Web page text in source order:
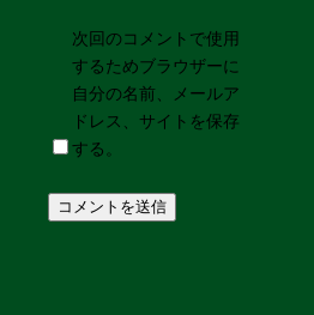
次回のコメントで使用
するためブラウザーに
自分の名前、メールア
ドレス、サイトを保存
する。